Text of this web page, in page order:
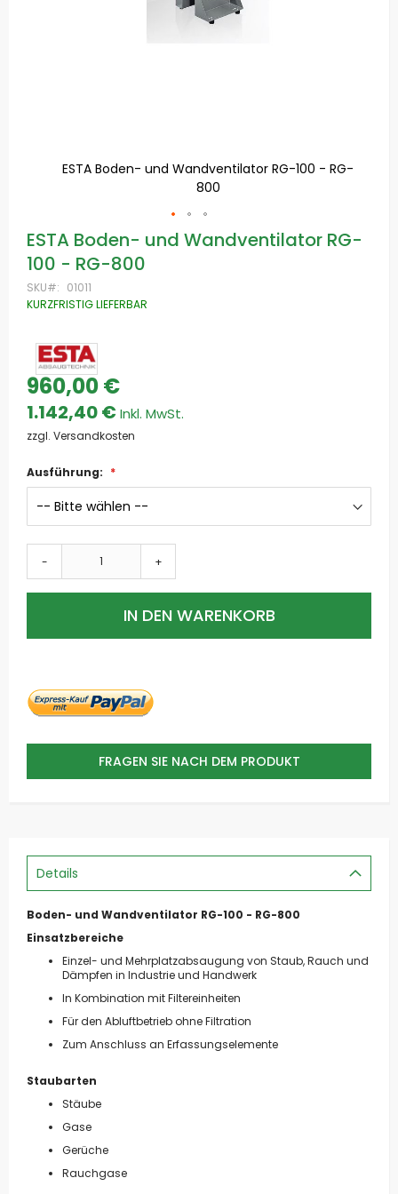
ESTA Boden- und Wandventilator RG-100 - RG-
800
Zum
Anfang
der
springen
ESTA Boden- und Wandventilator RG-
100 - RG-800
SKU
01011
KURZFRISTIG LIEFERBAR
1.142,40 €
960,00 €
zzgl. Versandkosten
Ausführung:
- +
IN DEN WARENKORB
FRAGEN SIE NACH DEM PRODUKT
Details
Boden- und Wandventilator RG-100 - RG-800
Einsatzbereiche
Einzel- und Mehrplatzabsaugung von Staub, Rauch und
Dämpfen in Industrie und Handwerk
In Kombination mit Filtereinheiten
Für den Abluftbetrieb ohne Filtration
Zum Anschluss an Erfassungselemente
Staubarten
Stäube
Gase
Gerüche
Rauchgase